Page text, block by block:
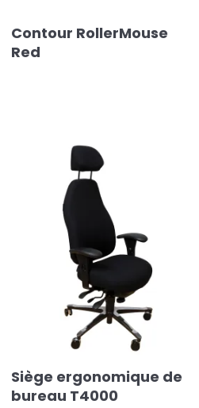
Contour RollerMouse
Red
Siège ergonomique de
bureau T4000